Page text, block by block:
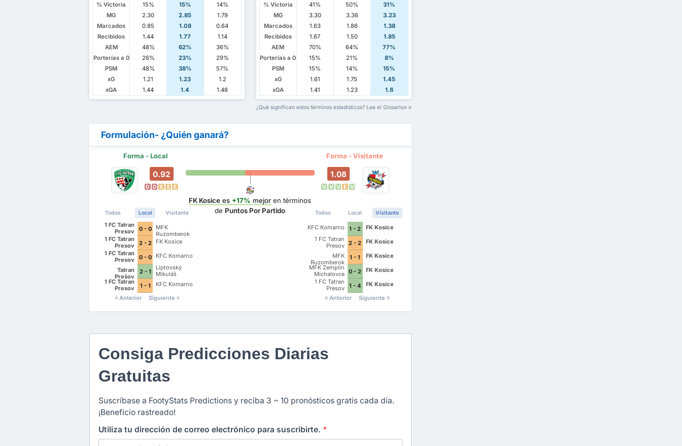
% Victoria
15% 15%
14%
MG
2.30 2.85
1.79
Marcados
0.85 1.08
0.64
Recibidos
1.44 1.77
1.14
AEM
48% 62%
36%
Porterías a 0
26% 23%
29%
PSM
48% 38%
57%
xG
1.21 1.23
1.2
xGA
1.44 1.4 1.48
% Victoria
41% 50%
31%
MG
3.30 3.36
3.23
Marcados
1.63 1.86
1.38
Recibidos
1.67 1.50
1.85
AEM
70% 64%
77%
Porterías a 0
15% 21%
8%
PSM
15% 14%
15%
xG
1.61 1.75
1.45
xGA
1.41 1.23 1.6
¿Qué significan estos términos estadísticos? Lee el Glosario
Formulación- ¿Quién ganará?
Forma - Local Forma - Visitante
0.92
D D E E E
Todos Local Visitante
1 FC Tatran
Presov
0 - 0
MFK
Ruzomberok
1 FC Tatran
Presov
2 - 2
FK Kosice
1 FC Tatran
Presov
0 - 0
KFC Komarno
Tatran
Prešov
2 - 1
Liptovský
Mikuláš
1 FC Tatran
Presov
1 - 1
KFC Komarno
Anterior
Siguiente
FK Kosice es +17% mejor en términos
de Puntos Por Partido
1.08
V V V E V
Todos Local Visitante
KFC Komarno 1 - 2
FK Kosice
1 FC Tatran
Presov 2 - 2
FK Kosice
MFK
Ruzomberok
1 - 1
FK Kosice
MFK Zemplin
Michalovce 0 - 2
FK Kosice
1 FC Tatran
Presov
1 - 4
FK Kosice
Anterior
Siguiente
Consiga Predicciones Diarias
Gratuitas
Suscríbase a FootyStats Predictions y reciba 3 ~ 10 pronósticos gratis cada día.
¡Beneficio rastreado!
Utiliza tu dirección de correo electrónico para suscribirte. *